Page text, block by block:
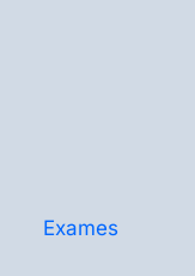
Exames